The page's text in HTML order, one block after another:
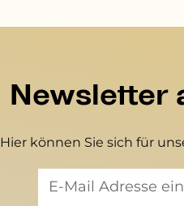
Newsletter
Hier können Sie sich für